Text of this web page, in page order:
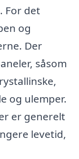
For det
og
Der
såsom
og ulemper.
er generelt
levetid,